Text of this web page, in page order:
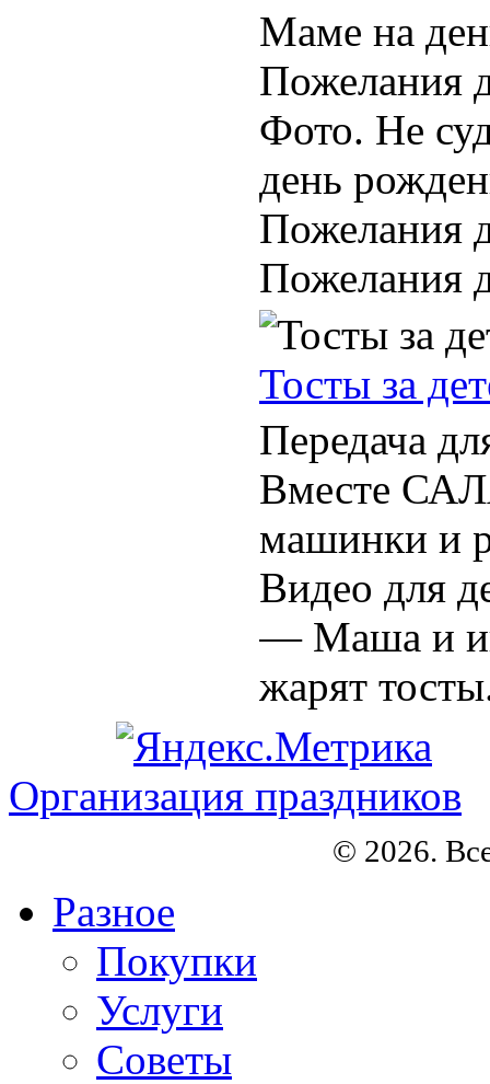
Маме на
Пожелания
Фото. Не
день
Пожелания
Пожелания
Тосты за
Передача
Вместе
машинки и
Видео для
— Маша и
жарят
Организация праздников
© 2026.
Разное
Покупки
Услуги
Советы